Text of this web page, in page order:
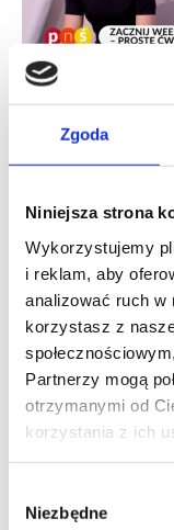
Zgoda
Niniejsza strona
Wykorzystujemy
i reklam, aby
analizować ruch w
korzystasz z
Partnerzy mogą
otrzymanymi od
korzystania z ich
zgody
Niezbędne
31 marca dr
gościły w
ćwiczeń
7 minutw
ściana i krzesło.
specjalnej
Ćwiczenia
zaledwie w 7
większości
dawałby wysiłek
Praca
wykazała, że
interwałowego